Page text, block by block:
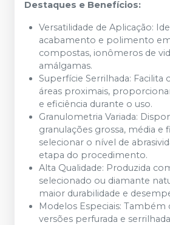
Destaques e Benefícios:
Versatilidade de Aplicação:
acabamento e polimento
compostas, ionômeros de
amálgamas.
Superfície Serrilhada: Facilita
áreas proximais,
e eficiência durante o uso.
Granulometria Variada:
granulações grossa, média e
selecionar o nível de
etapa do procedimento.
Alta Qualidade: Produzida
selecionado ou diamante
maior durabilidade e
Modelos Especiais: Também
versões perfurada e